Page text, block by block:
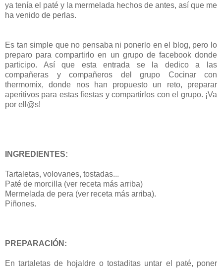
ya tenía el paté y la mermelada hechos de antes, así que me
ha venido de perlas.
Es tan simple que no pensaba ni ponerlo en el blog, pero lo
preparo para compartirlo en un grupo de facebook donde
participo. Así que esta entrada se la dedico a las
compañeras y compañeros del grupo Cocinar con
thermomix, donde nos han propuesto un reto, preparar
aperitivos para estas fiestas y compartirlos con el grupo. ¡Va
por ell@s!
INGREDIENTES:
Tartaletas, volovanes, tostadas...
Paté de morcilla (ver receta más arriba)
Mermelada de pera (ver receta más arriba).
Piñones.
PREPARACIÓN:
En tartaletas de hojaldre o tostaditas untar el paté, poner